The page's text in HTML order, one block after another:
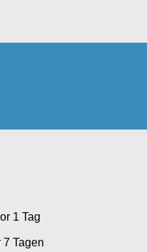
1 Tag
7 Tagen